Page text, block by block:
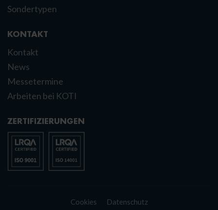
Sondertypen
KONTAKT
Kontakt
News
Messetermine
Arbeiten bei KOTI
ZERTIFIZIERUNGEN
Cookies
Datenschutz